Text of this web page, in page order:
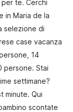
te. Cerchi
in Maria de la
selezione di
case vacanza
14
persone. Stai
settimane?
minute. Qui
scontate